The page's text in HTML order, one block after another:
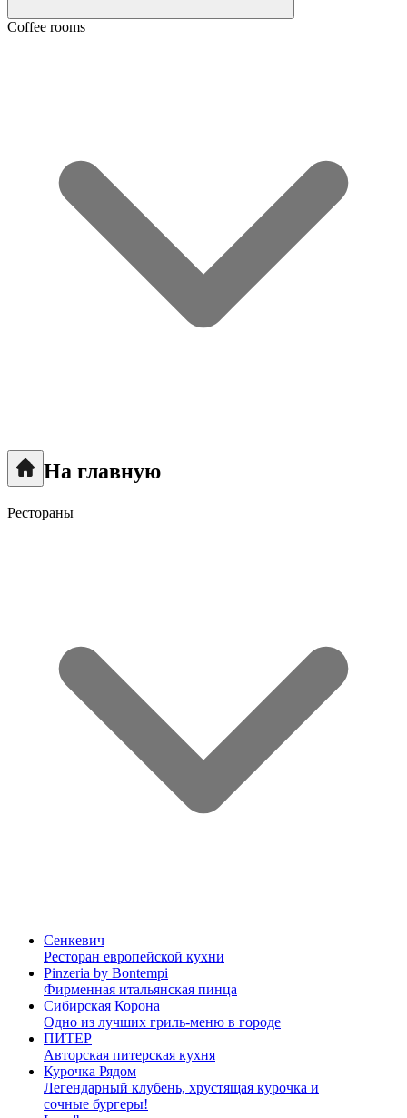
Coffee rooms
На главную
Рестораны
Сенкевич
Ресторан европейской кухни
Pinzeria by Bontempi
Фирменная итальянская пинца
Сибирская Корона
Одно из лучших гриль-меню в городе
ПИТЕР
Авторская питерская кухня
Курочка Рядом
Легендарный клубень, хрустящая курочка и
сочные бургеры!